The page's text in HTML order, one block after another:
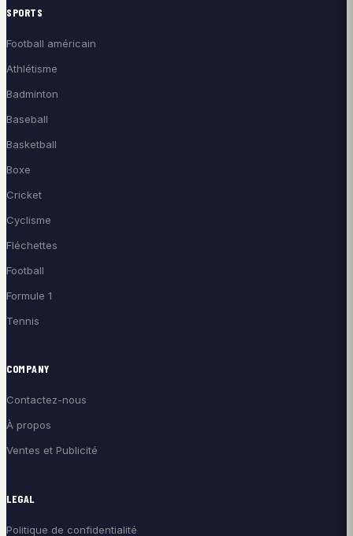
SPORTS
Football américain
Athlétisme
Badminton
Baseball
Basketball
Boxe
Cricket
Cyclisme
Fléchettes
Football
Formule 1
Tennis
COMPANY
Contactez-nous
À propos
Ventes et Publicité
LEGAL
Politique de confidentialité